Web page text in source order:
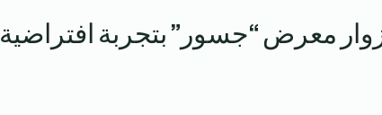
زوار معرض “جسور” بتجربة افتراضية